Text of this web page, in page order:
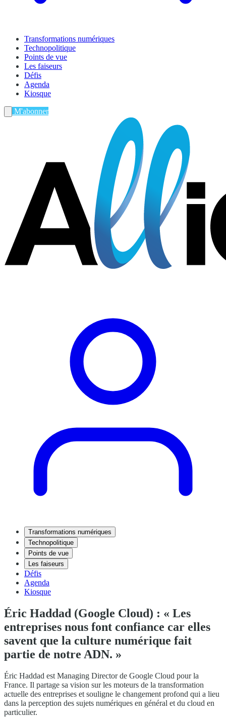
Transformations numériques
Technopolitique
Points de vue
Les faiseurs
Défis
Agenda
Kiosque
M'abonner
Transformations numériques
Technopolitique
Points de vue
Les faiseurs
Défis
Agenda
Kiosque
Éric Haddad (Google Cloud) : « Les
entreprises nous font confiance car elles
savent que la culture numérique fait
partie de notre ADN. »
Éric Haddad est Managing Director de Google Cloud pour la
France. Il partage sa vision sur les moteurs de la transformation
actuelle des entreprises et souligne le changement profond qui a lieu
dans la perception des sujets numériques en général et du cloud en
particulier.